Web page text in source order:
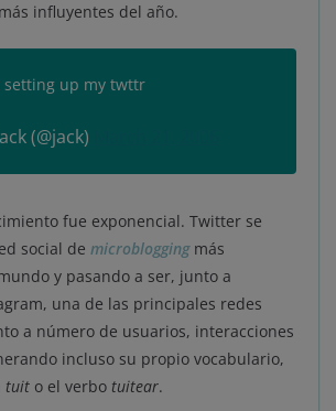
influyentes del año.
setting up my twttr
(@jack)
fue exponencial. Twitter se
social de microbloggingmás
y pasando a ser, junto a
una de las principales redes
a número de usuarios, interacciones
incluso su propio vocabulario,
tuit o el verbo tuitear.